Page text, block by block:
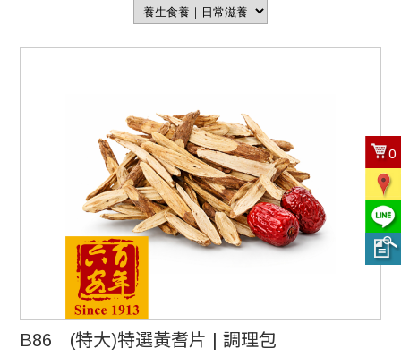
0
B86 (特大)特選黃耆片 | 調理包